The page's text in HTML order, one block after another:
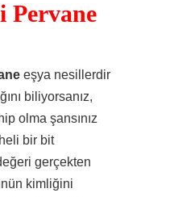
Pervane
eşya nesillerdir
biliyorsanız,
olma şansınız
bir bit
gerçekten
kimliğini